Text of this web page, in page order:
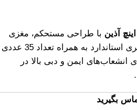
با طراحی مستحکم، مغزی
برنجی باکیفیت و بدنه پلیمری استاندارد به همراه تعداد 35 عددی
انشعاب‌های ایمن و دبی بالا در
بگیرید